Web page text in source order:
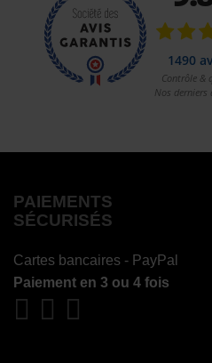
PAIEMENTS
SÉCURISÉS
Cartes bancaires - PayPal
Paiement en 3 ou 4 fois